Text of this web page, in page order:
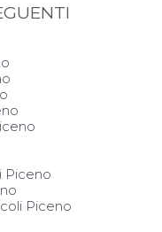
Piceno
Piceno